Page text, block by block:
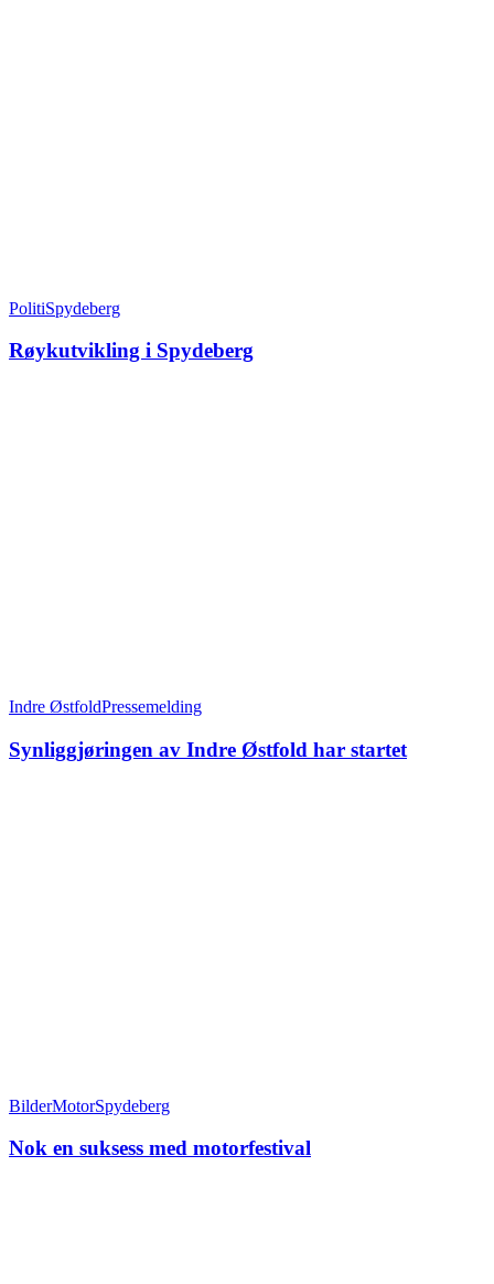
PolitiSpydeberg
Røykutvikling i Spydeberg
Indre ØstfoldPressemelding
Synliggjøringen av Indre Østfold har startet
BilderMotorSpydeberg
Nok en suksess med motorfestival